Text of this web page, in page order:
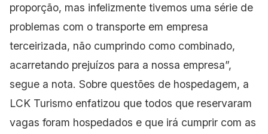
proporção, mas infelizmente tivemos uma série de
problemas com o transporte em empresa
terceirizada, não cumprindo como combinado,
acarretando prejuízos para a nossa empresa”,
segue a nota. Sobre questões de hospedagem, a
LCK Turismo enfatizou que todos que reservaram
vagas foram hospedados e que irá cumprir com as